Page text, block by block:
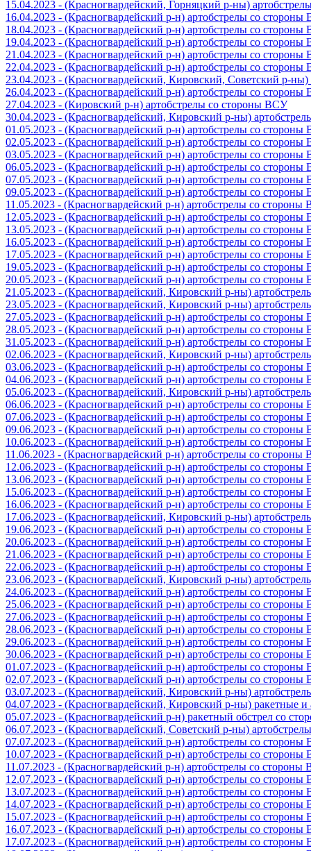
15.04.2023 - (Красногвардейский, Горняцкий р-ны)
16.04.2023 - (Красногвардейский р-н) артобстрелы со
18.04.2023 - (Красногвардейский р-н) артобстрелы со
19.04.2023 - (Красногвардейский р-н) артобстрелы со
21.04.2023 - (Красногвардейский р-н) артобстрелы со
22.04.2023 - (Красногвардейский р-н) артобстрелы со
23.04.2023 - (Красногвардейский, Кировский, Советский р-
26.04.2023 - (Красногвардейский р-н) артобстрелы со
27.04.2023 - (Кировский р-н) артобстрелы со стороны ВСУ
30.04.2023 - (Красногвардейский, Кировский р-ны)
01.05.2023 - (Красногвардейский р-н) артобстрелы со
02.05.2023 - (Красногвардейский р-н) артобстрелы со
03.05.2023 - (Красногвардейский р-н) артобстрелы со
06.05.2023 - (Красногвардейский р-н) артобстрелы со
07.05.2023 - (Красногвардейский р-н) артобстрелы со
09.05.2023 - (Красногвардейский р-н) артобстрелы со
11.05.2023 - (Красногвардейский р-н) артобстрелы со стороны
12.05.2023 - (Красногвардейский р-н) артобстрелы со
13.05.2023 - (Красногвардейский р-н) артобстрелы со
16.05.2023 - (Красногвардейский р-н) артобстрелы со
17.05.2023 - (Красногвардейский р-н) артобстрелы со
19.05.2023 - (Красногвардейский р-н) артобстрелы со
20.05.2023 - (Красногвардейский р-н) артобстрелы со
21.05.2023 - (Красногвардейский, Кировский р-ны)
23.05.2023 - (Красногвардейский, Кировский р-ны)
27.05.2023 - (Красногвардейский р-н) артобстрелы со
28.05.2023 - (Красногвардейский р-н) артобстрелы со
31.05.2023 - (Красногвардейский р-н) артобстрелы со
02.06.2023 - (Красногвардейский, Кировский р-ны)
03.06.2023 - (Красногвардейский р-н) артобстрелы со
04.06.2023 - (Красногвардейский р-н) артобстрелы со
05.06.2023 - (Красногвардейский, Кировский р-ны)
06.06.2023 - (Красногвардейский р-н) артобстрелы со
07.06.2023 - (Красногвардейский р-н) артобстрелы со
09.06.2023 - (Красногвардейский р-н) артобстрелы со
10.06.2023 - (Красногвардейский р-н) артобстрелы со
11.06.2023 - (Красногвардейский р-н) артобстрелы со стороны
12.06.2023 - (Красногвардейский р-н) артобстрелы со
13.06.2023 - (Красногвардейский р-н) артобстрелы со
15.06.2023 - (Красногвардейский р-н) артобстрелы со
16.06.2023 - (Красногвардейский р-н) артобстрелы со
17.06.2023 - (Красногвардейский, Кировский р-ны)
19.06.2023 - (Красногвардейский р-н) артобстрелы со
20.06.2023 - (Красногвардейский р-н) артобстрелы со
21.06.2023 - (Красногвардейский р-н) артобстрелы со
22.06.2023 - (Красногвардейский р-н) артобстрелы со
23.06.2023 - (Красногвардейский, Кировский р-ны)
24.06.2023 - (Красногвардейский р-н) артобстрелы со
25.06.2023 - (Красногвардейский р-н) артобстрелы со
27.06.2023 - (Красногвардейский р-н) артобстрелы со
28.06.2023 - (Красногвардейский р-н) артобстрелы со
29.06.2023 - (Красногвардейский р-н) артобстрелы со
30.06.2023 - (Красногвардейский р-н) артобстрелы со
01.07.2023 - (Красногвардейский р-н) артобстрелы со
02.07.2023 - (Красногвардейский р-н) артобстрелы со
03.07.2023 - (Красногвардейский, Кировский р-ны)
04.07.2023 - (Красногвардейский, Кировский р-ны) ракетные
05.07.2023 - (Красногвардейский р-н) ракетный обстрел со
06.07.2023 - (Красногвардейский, Советский р-ны)
07.07.2023 - (Красногвардейский р-н) артобстрелы со
10.07.2023 - (Красногвардейский р-н) артобстрелы со
11.07.2023 - (Красногвардейский р-н) артобстрелы со стороны
12.07.2023 - (Красногвардейский р-н) артобстрелы со
13.07.2023 - (Красногвардейский р-н) артобстрелы со
14.07.2023 - (Красногвардейский р-н) артобстрелы со
15.07.2023 - (Красногвардейский р-н) артобстрелы со
16.07.2023 - (Красногвардейский р-н) артобстрелы со
17.07.2023 - (Красногвардейский р-н) артобстрелы со